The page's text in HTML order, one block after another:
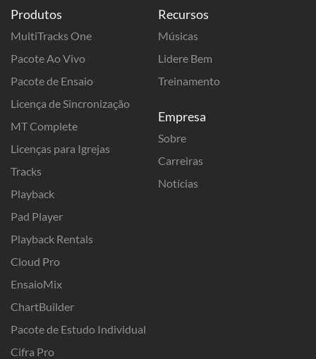
Produtos
MultiTracks One
Pacote Ao Vivo
Pacote de Ensaio
Licença de Sincronização
MT Complete
Licenças para Igrejas
Tracks
Playback
Pad Player
Playback Rentals
Cloud Pro
EnsaioMix
ChartBuilder
Pacote de Estudo Individual
Cifra Pro
Recursos
Músicas
Lidere Bem
Treinamento
Empresa
Sobre
Carreiras
Notícias